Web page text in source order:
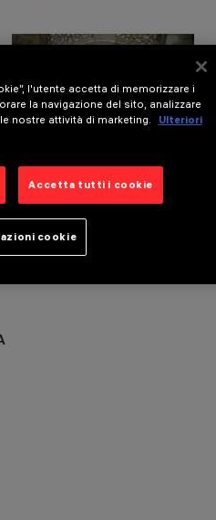
l'utente accetta di memorizzare i
la navigazione del sito, analizzare
nostre attività di marketing.
Ulteriori
Accetta tutti i cookie
cookie